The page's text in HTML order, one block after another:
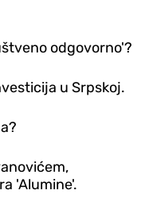
odgovorno'?
u Srpskoj.
'Alumine'.